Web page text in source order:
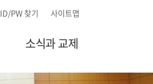
ID/PW 찾기 사이트맵
소식과 교제